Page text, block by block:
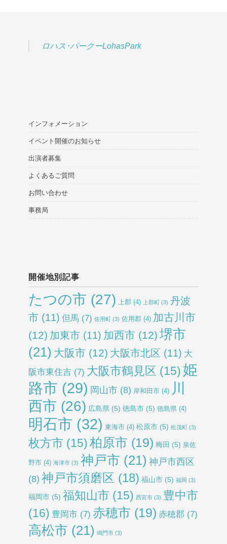
ロハス･パークーLohasPark
インフォメーション
イベント開催のお知らせ
出演者募集
よくあるご質問
お問い合わせ
事務局
開催地別記事
たつの市 (27) 上郡 (4) 上郡町 (3) 丹波
市 (11) 但馬 (7) 佐用町 (3) 佐用郡 (4) 加古川市
(12) 加東市 (11) 加西市 (12) 堺市
(21) 大阪市 (12) 大阪市北区 (11) 大
阪市東住吉 (7) 大阪市鶴見区 (15) 姫
路市 (29) 岡山市 (8) 岸和田市 (4) 川
西市 (26) 広島県 (5) 徳島市 (5) 徳島県 (4)
明石市 (32) 東海市 (4) 松原市 (5) 松茂町 (3)
枚方市 (15)柏原市 (19) 梅田 (5) 泉佐
野市 (4) 海津市 (3) 神戸市 (21) 神戸市西区
(8) 神戸市須磨区 (18) 福山市 (5) 福岡 (3)
福岡市 (5) 福知山市 (15) 西宮市 (3) 豊中市
(16) 豊岡市 (7) 赤穂市 (19) 赤穂郡 (7)
高松市 (21) 鳴門市 (3)